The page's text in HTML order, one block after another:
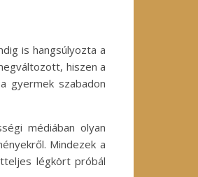
is hangsúlyozta a
hiszen a
gyermek szabadon
médiában olyan
Mindezek a
légkört próbál